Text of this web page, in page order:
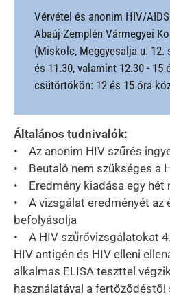
Vérvétel és anonim HIV/
Abaúj-Zemplén Vármegyei
(Miskolc, Meggyesalja u. 12.
és 11.30, valamint 12.30 - 15
csütörtökön: 12 és 15 óra
Általános tudnivalók:
• Az anonim HIV szűrés
• Beutaló nem szükséges a
• Eredmény kiadása egy hét
• A vizsgálat eredményét az
befolyásolja
• A HIV szűrővizsgálatokat
HIV antigén és HIV elleni
alkalmas ELISA teszttel
használatával a